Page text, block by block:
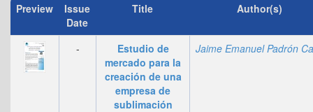
Preview
Issue
Date
Title Author(s)
-
Estudio de
mercado para la
creación de una
empresa de
sublimación